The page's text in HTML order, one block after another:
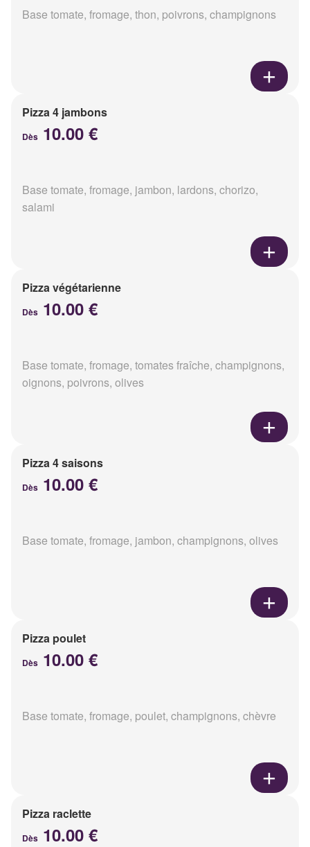
Base tomate, fromage, thon, poivrons, champignons
Pizza 4 jambons
Dès 10.00 €
Base tomate, fromage, jambon, lardons, chorizo,
salami
Pizza végétarienne
Dès 10.00 €
Base tomate, fromage, tomates fraîche, champignons,
oignons, poivrons, olives
Pizza 4 saisons
Dès 10.00 €
Base tomate, fromage, jambon, champignons, olives
Pizza poulet
Dès 10.00 €
Base tomate, fromage, poulet, champignons, chèvre
Pizza raclette
Dès 10.00 €